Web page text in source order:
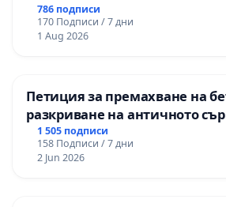
786 подписи
170 Подписи / 7 дни
1 Aug 2026
Петиция за премахване на
разкриване на античното
Могиланската могила във
1 505 подписи
158 Подписи / 7 дни
2 Jun 2026